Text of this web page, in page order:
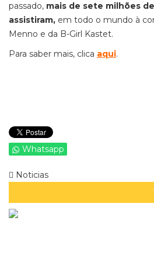
passado, mais de sete milhões
assistiram, em todo o mundo à
Menno e da B-Girl Kastet.
Para saber mais, clica aqui.
Whatsapp
Noticias